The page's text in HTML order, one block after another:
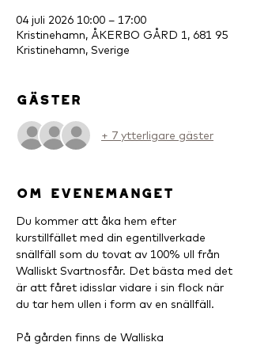
04 juli 2026 10:00 – 17:00
Kristinehamn, ÅKERBO GÅRD 1, 681 95
Kristinehamn, Sverige
Gäster
+ 7 ytterligare gäster
Om evenemanget
Du kommer att åka hem efter
kurstillfället med din egentillverkade
snällfäll som du tovat av 100% ull från
Walliskt Svartnosfår. Det bästa med det
är att fåret idisslar vidare i sin flock när
du tar hem ullen i form av en snällfäll.
På gården finns de Walliska